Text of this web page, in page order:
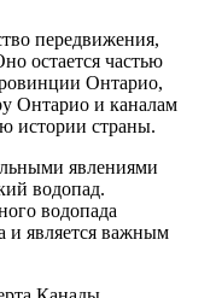
передвижения,
остается частью
Онтарио,
Онтарио и каналам
истории страны.
явлениями
водопад.
водопада
и является важным